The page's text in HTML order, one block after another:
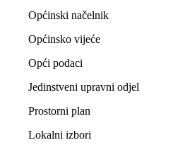
Općinski načelnik
Općinsko vijeće
Opći podaci
Jedinstveni upravni odjel
Prostorni plan
Lokalni izbori